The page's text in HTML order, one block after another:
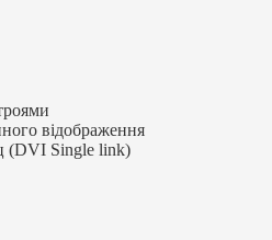
відображення
(DVI Single link)